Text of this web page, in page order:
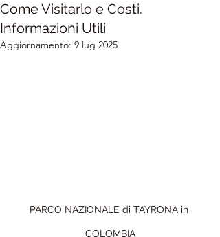
Come Visitarlo e Costi.
Informazioni Utili
Aggiornamento: 9 lug 2025
PARCO NAZIONALE di TAYRONA in
COLOMBIA